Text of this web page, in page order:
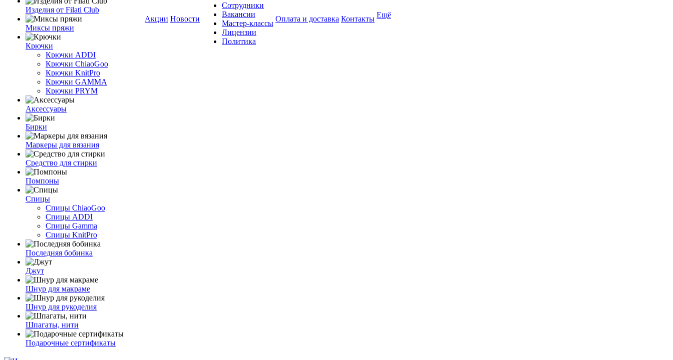
Изделия от Filati Club
Миксы пряжи
Крючки
Крючки ADDI
Крючки ChiaoGoo
Крючки KnitPro
Крючки GAMMA
Крючки PRYM
Аксессуары
Бирки
Маркеры для вязания
Средство для стирки
Помпоны
Спицы
Спицы ChiaoGoo
Спицы ADDI
Спицы Gamma
Спицы KnitPro
Последняя бобинка
Джут
Шнур для макраме
Шнур для рукоделия
Шпагаты, нити
Подарочные сертификаты
Акции Новости
Сотрудники
Вакансии
Мастер-классы
Лицензии
Политика
Оплата и доставка Контакты Ещё